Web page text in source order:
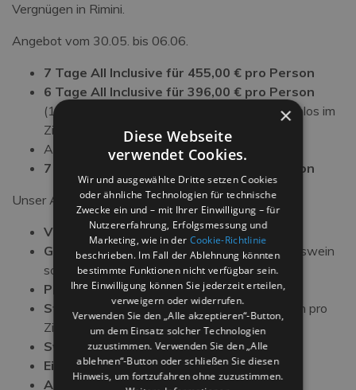
Vergnügen in Rimini.
Angebot vom 30.05. bis 06.06.
7 Tage All Inclusive für 455,00 € pro Person
6 Tage All Inclusive für 396,00 € pro Person
(1 Kind von 0 bis 6 Jahren übernachtet kostenlos im
Zimmer mit 2 Erwachsenen
Angebot vom 20. Juni bis 27. Juni:
7 Tage All Inclusive für 560,00 € pro Person
Unser All-Inclusive-Angebot beinhaltet:
Vollpension
Getränke zu den Mahlzeiten(Wasser, Hauswein
sowie Cola/Orangenlimonade)
Parkplatz
Strandservice: 1 Sonnenschirm und 2 Liegen pro
Zimmer
Swimmingpools
Eintritt in den Wasserpark
Animation(vom 07.06. bis 09.07.)
×
Diese Webseite
verwendet Cookies.
Wir und ausgewählte Dritte setzen Cookies
oder ähnliche Technologien für technische
Zwecke ein und – mit Ihrer Einwilligung – für
Nutzererfahrung, Erfolgsmessung und
Marketing, wie in der Cookie-Richtlinie
beschrieben. Im Fall der Ablehnung könnten
bestimmte Funktionen nicht verfügbar sein.
Ihre Einwilligung können Sie jederzeit erteilen,
verweigern oder widerrufen.
Verwenden Sie den „Alle akzeptieren“-Button,
um dem Einsatz solcher Technologien
zuzustimmen. Verwenden Sie den „Alle
ablehnen“-Button oder schließen Sie diesen
Hinweis, um fortzufahren ohne zuzustimmen.